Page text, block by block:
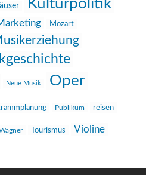
Kulturpolitik
Mozart
Neue Musik Oper
Publikum reisen
Tourismus Violine